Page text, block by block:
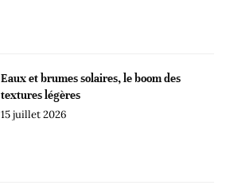
Eaux et brumes solaires, le boom des
textures légères
15 juillet 2026